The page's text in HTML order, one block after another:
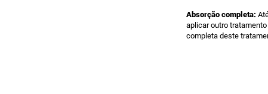
Absorção completa:
aplicar outro
completa deste